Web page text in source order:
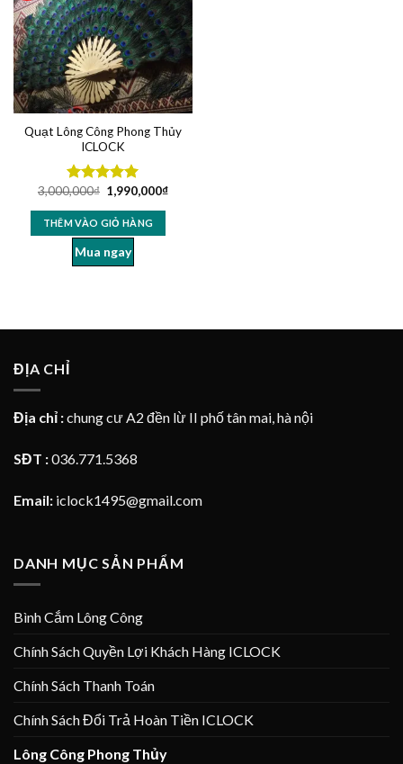
Quạt Lông Công Phong Thủy
ICLOCK
Được xếp
hạng5.00
5 sao
3,000,000₫ 1,990,000₫
THÊM VÀO GIỎ HÀNG
Mua ngay
ĐỊA CHỈ
Địa chỉ :chung cư A2 đền lừ II phố tân mai, hà nội
SĐT :036.771.5368
Email: iclock1495@gmail.com
DANH MỤC SẢN PHẨM
Bình Cắm Lông Công
Chính Sách Quyền Lợi Khách Hàng ICLOCK
Chính Sách Thanh Toán
Chính Sách Đổi Trả Hoàn Tiền ICLOCK
Lông Công Phong Thủy